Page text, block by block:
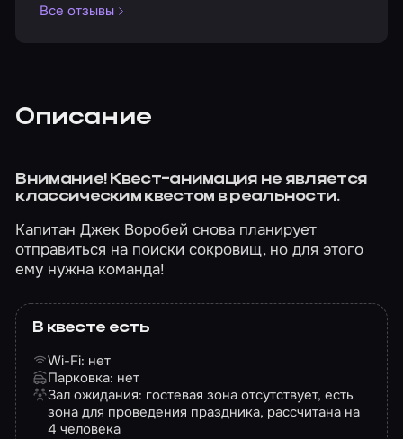
Все отзывы
Описание
Внимание! Квест-анимация не является
классическим квестом в реальности.
Капитан Джек Воробей снова планирует
отправиться на поиски сокровищ, но для этого
ему нужна команда!
В квесте есть
Wi-Fi: нет
Парковка: нет
Зал ожидания: гостевая зона отсутствует, есть
зона для проведения праздника, рассчитана на
4 человека